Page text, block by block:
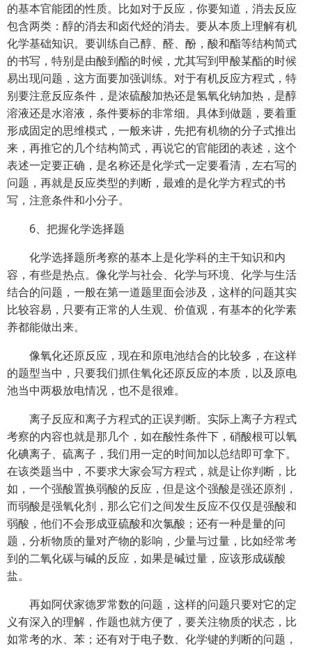
的基本官能团的性质。比如对于反应，你要知道，消去反应
包含两类：醇的消去和卤代烃的消去。要从本质上理解有机
化学基础知识。要训练自己醇、醛、酚，酸和酯等结构简式
的书写，特别是由酸到酯的时候，尤其写到甲酸某酯的时候
易出现问题，这方面要加强训练。对于有机反应方程式，特
别要注意反应条件，是浓硫酸加热还是氢氧化钠加热，是醇
溶液还是水溶液，条件要标的非常细。具体到做题，要着重
形成固定的思维模式，一般来讲，先把有机物的分子式推出
来，再推它的几个结构简式，再说它的官能团的表述，这个
表述一定要正确，是名称还是化学式一定要看清，左右写的
问题，再就是反应类型的判断，最难的是化学方程式的书
写，注意条件和小分子。
6、把握化学选择题
化学选择题所考察的基本上是化学科的主干知识和内
容，有些是热点。像化学与社会、化学与环境、化学与生活
结合的问题，一般在第一道题里面会涉及，这样的问题其实
比较容易，只要有正常的人生观、价值观，有基本的化学素
养都能做出来。
像氧化还原反应，现在和原电池结合的比较多，在这样
的题型当中，只要我们抓住氧化还原反应的本质，以及原电
池当中两极放电情况，也不是很难。
离子反应和离子方程式的正误判断。实际上离子方程式
考察的内容也就是那几个，如在酸性条件下，硝酸根可以氧
化碘离子、硫离子，我们用一定的时间加以总结即可拿下。
在该类题当中，不要求大家会写方程式，就是让你判断，比
如，一个强酸置换弱酸的反应，但是这个强酸是强还原剂，
而弱酸是强氧化剂，那么它们之间发生反应不仅仅是强酸和
弱酸，他们不会形成亚硫酸和次氯酸；还有一种是量的问
题，分析物质的量对产物的影响，少量与过量，比如经常考
到的二氧化碳与碱的反应，如果是碱过量，应该形成碳酸
盐。
再如阿伏家德罗常数的问题，这样的问题只要对它的定
义有深入的理解，作题也就方便了，要关注物质的状态，比
如常考的水、苯；还有对于电子数、化学键的判断的问题，